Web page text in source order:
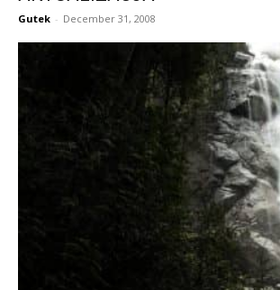
Gutek - December 31, 2008